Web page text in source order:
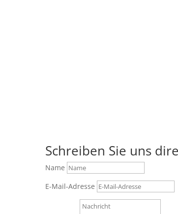
Schreiben Sie uns
Name
E-Mail-Adresse